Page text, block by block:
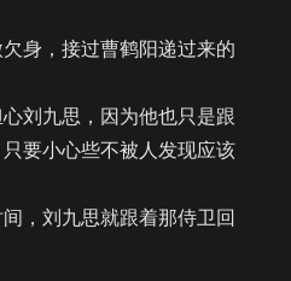
身，接过曹鹤阳递过来的
刘九思，因为他也只是跟
要小心些不被人发现应该
，刘九思就跟着那侍卫回